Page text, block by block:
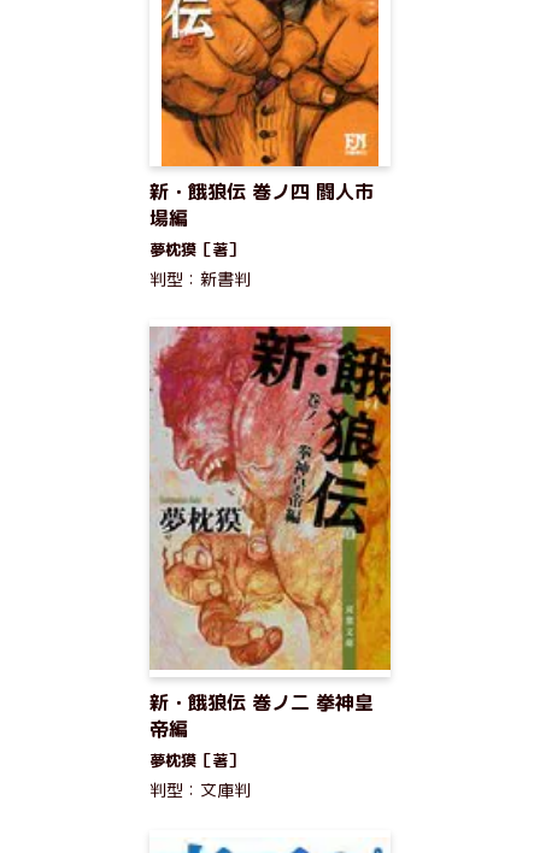
新・餓狼伝 巻ノ四 闘人市
場編
夢枕獏［著］
判型：新書判
新・餓狼伝 巻ノ二 拳神皇
帝編
夢枕獏［著］
判型：文庫判